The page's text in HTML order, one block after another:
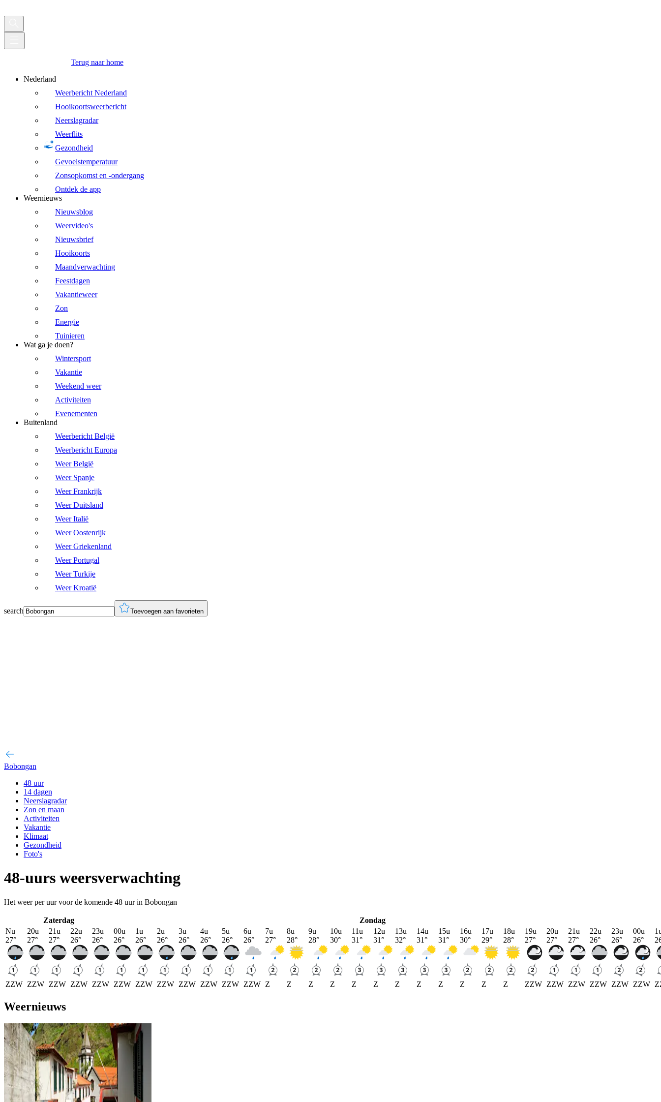
Terug naar home
Nederland
Weerbericht Nederland
Hooikoortsweerbericht
Neerslagradar
Weerflits
Gezondheid
Gevoelstemperatuur
Zonsopkomst en -ondergang
Ontdek de app
Weernieuws
Nieuwsblog
Weervideo's
Nieuwsbrief
Hooikoorts
Maandverwachting
Feestdagen
Vakantieweer
Zon
Energie
Tuinieren
Wat ga je doen?
Wintersport
Vakantie
Weekend weer
Activiteiten
Evenementen
Buitenland
Weerbericht België
Weerbericht Europa
Weer België
Weer Spanje
Weer Frankrijk
Weer Duitsland
Weer Italië
Weer Oostenrijk
Weer Griekenland
Weer Portugal
Weer Turkije
Weer Kroatië
search Toevoegen aan favorieten
Bobongan
48 uur
14 dagen
Neerslagradar
Zon en maan
Activiteiten
Vakantie
Klimaat
Gezondheid
Foto's
48-uurs weersverwachting
Het weer per uur voor de komende 48 uur in Bobongan
Zaterdag
Zondag
Nu
27°
ZZW
20u
27°
ZZW
21u
27°
ZZW
22u
26°
ZZW
23u
26°
ZZW
00u
26°
ZZW
1u
26°
ZZW
2u
26°
ZZW
3u
26°
ZZW
4u
26°
ZZW
5u
26°
ZZW
6u
26°
ZZW
7u
27°
Z
8u
28°
Z
9u
28°
Z
10u
30°
Z
11u
31°
Z
12u
31°
Z
13u
32°
Z
14u
31°
Z
15u
31°
Z
16u
30°
Z
17u
29°
Z
18u
28°
Z
19u
27°
ZZW
20u
27°
ZZW
21u
27°
ZZW
22u
26°
ZZW
23u
26°
ZZW
00u
26°
ZZW
Weernieuws